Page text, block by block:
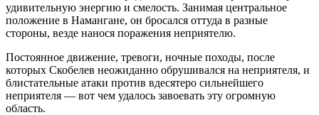
удивительную энергию и смелость. Занимая центральное
положение в Намангане, он бросался оттуда в разные
стороны, везде нанося поражения неприятелю.
Постоянное движение, тревоги, ночные походы, после
которых Скобелев неожиданно обрушивался на неприятеля, и
блистательные атаки против вдесятеро сильнейшего
неприятеля — вот чем удалось завоевать эту огромную
область.